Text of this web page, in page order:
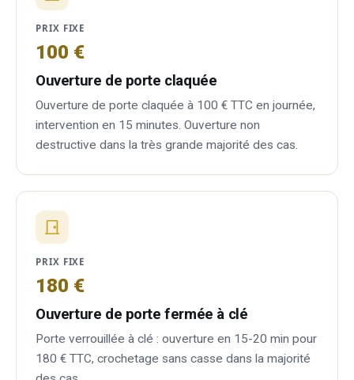
PRIX FIXE
100 €
Ouverture de porte claquée
Ouverture de porte claquée à 100 € TTC en journée,
intervention en 15 minutes. Ouverture non
destructive dans la très grande majorité des cas.
PRIX FIXE
180 €
Ouverture de porte fermée à clé
Porte verrouillée à clé : ouverture en 15-20 min pour
180 € TTC, crochetage sans casse dans la majorité